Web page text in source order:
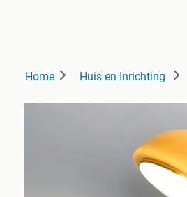
Home Huis en Inrichting